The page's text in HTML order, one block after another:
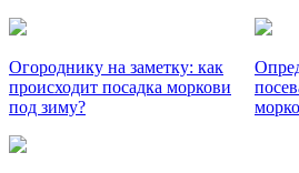
Огороднику на заметку: как
происходит посадка моркови
под зиму?